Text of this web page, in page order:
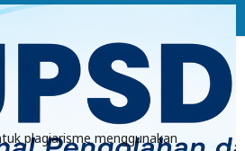
plagiarisme menggunakan